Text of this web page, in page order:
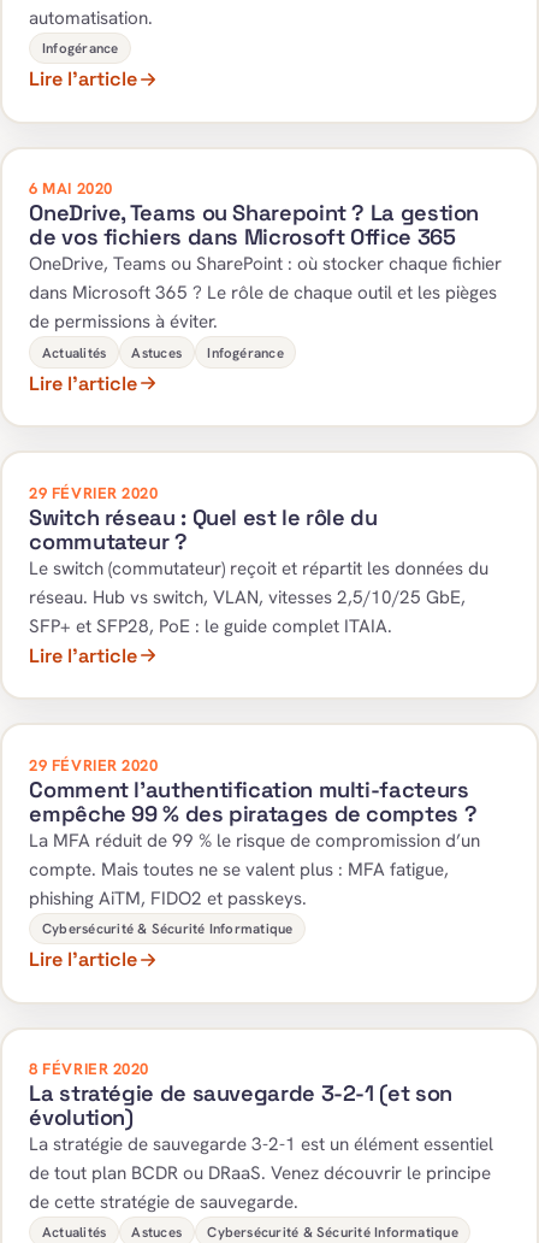
automatisation.
Infogérance
Lire l’article
6 MAI 2020
OneDrive, Teams ou Sharepoint ? La gestion
de vos fichiers dans Microsoft Office 365
OneDrive, Teams ou SharePoint : où stocker chaque fichier
dans Microsoft 365 ? Le rôle de chaque outil et les pièges
de permissions à éviter.
Actualités Astuces Infogérance
Lire l’article
29 FÉVRIER 2020
Switch réseau : Quel est le rôle du
commutateur ?
Le switch (commutateur) reçoit et répartit les données du
réseau. Hub vs switch, VLAN, vitesses 2,5/10/25 GbE,
SFP+ et SFP28, PoE : le guide complet ITAIA.
Lire l’article
29 FÉVRIER 2020
Comment l’authentification multi-facteurs
empêche 99 % des piratages de comptes ?
La MFA réduit de 99 % le risque de compromission d’un
compte. Mais toutes ne se valent plus : MFA fatigue,
phishing AiTM, FIDO2 et passkeys.
Cybersécurité & Sécurité Informatique
Lire l’article
8 FÉVRIER 2020
La stratégie de sauvegarde 3-2-1 (et son
évolution)
La stratégie de sauvegarde 3-2-1 est un élément essentiel
de tout plan BCDR ou DRaaS. Venez découvrir le principe
de cette stratégie de sauvegarde.
Actualités Astuces Cybersécurité & Sécurité Informatique